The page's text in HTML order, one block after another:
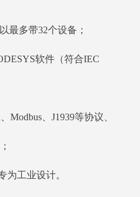
最多带32个设备；
软件（符合IEC
Modbus、J1939等协议、
为工业设计。